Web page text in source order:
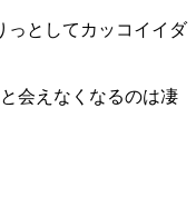
っとしてカッコイイダ
会えなくなるのは凄